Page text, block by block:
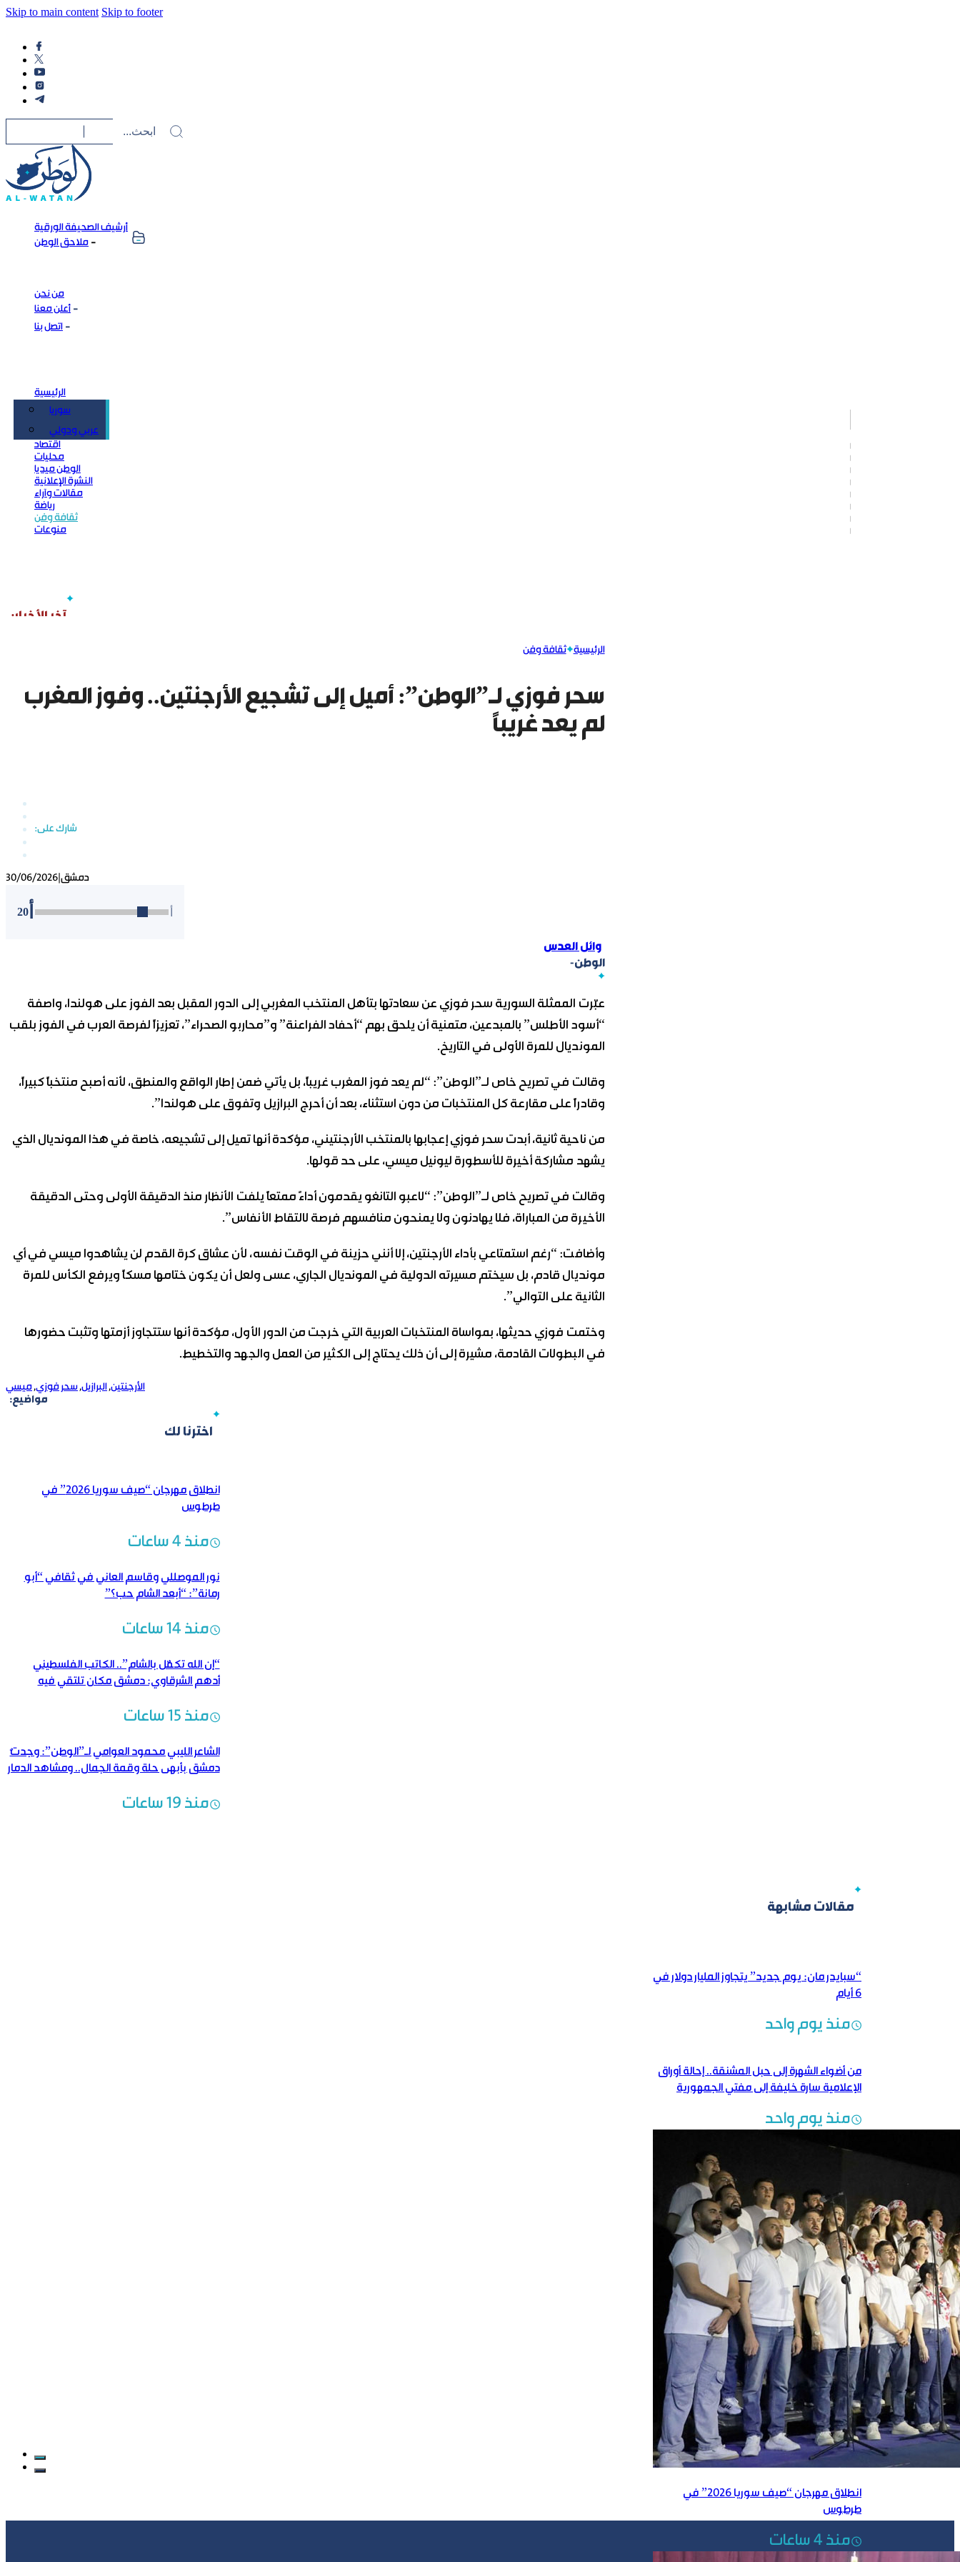
Skip to main content Skip to footer
أرشيف الصحيفة الورقية
ملاحق الوطن
من نحن
أعلن معنا
اتصل بنا
الرئيسية
سوريا
عربي ودولي
اقتصاد
محليات
الوطن ميديا
النشرة الإعلانية
مقالات وآراء
رياضة
ثقافة وفن
منوعات
الرئيسية ثقافة وفن
سحر فوزي لـ”الوطن”: أميل إلى تشجيع الأرجنتين.. وفوز المغرب
لم يعد غريباً
30/06/2026 دمشق
20
وائل العدس
الوطن-
عبّرت الممثلة السورية سحر فوزي عن سعادتها بتأهل المنتخب المغربي إلى الدور المقبل بعد الفوز على هولندا، واصفة
“أسود الأطلس” بالمبدعين، متمنية أن يلحق بهم “أحفاد الفراعنة” و”محاربو الصحراء”، تعزيزاً لفرصة العرب في الفوز بلقب
المونديال للمرة الأولى في التاريخ.
وقالت في تصريح خاص لـ”الوطن”: “لم يعد فوز المغرب غريباً، بل يأتي ضمن إطار الواقع والمنطق، لأنه أصبح منتخباً كبيراً،
وقادراً على مقارعة كل المنتخبات من دون استثناء، بعد أن أحرج البرازيل وتفوق على هولندا”.
من ناحية ثانية، أبدت سحر فوزي إعجابها بالمنتخب الأرجنتيني، مؤكدة أنها تميل إلى تشجيعه، خاصة في هذا المونديال الذي
يشهد مشاركة أخيرة للأسطورة ليونيل ميسي، على حد قولها.
وقالت في تصريح خاص لـ”الوطن”: “لاعبو التانغو يقدمون أداءً ممتعاً يلفت الأنظار منذ الدقيقة الأولى وحتى الدقيقة
الأخيرة من المباراة، فلا يهادنون ولا يمنحون منافسهم فرصة لالتقاط الأنفاس”.
وأضافت: “رغم استمتاعي بأداء الأرجنتين، إلا أنني حزينة في الوقت نفسه، لأن عشاق كرة القدم لن يشاهدوا ميسي في أي
مونديال قادم، بل سيختم مسيرته الدولية في المونديال الجاري، عسى ولعل أن يكون ختامها مسكاً ويرفع الكأس للمرة
الثانية على التوالي”.
وختمت فوزي حديثها، بمواساة المنتخبات العربية التي خرجت من الدور الأول، مؤكدة أنها ستتجاوز أزمتها وتثبت حضورها
في البطولات القادمة، مشيرة إلى أن ذلك يحتاج إلى الكثير من العمل والجهد والتخطيط.
الأرجنتين,البرازيل,سحر فوزي,ميسي
مواضيع:
اخترنا لك
انطلاق مهرجان “صيف سوريا 2026” في
طرطوس
منذ 4 ساعات
نور الموصللي وقاسم العاني في ثقافي “أبو
رمانة”: “أبعد الشام حب؟”
منذ 14 ساعات
“إن الله تكفّل بالشام”.. الكاتب الفلسطيني
أدهم الشرقاوي: دمشق مكان تلتقي فيه
منذ 15 ساعات
الشاعر الليبي محمود العوامي لـ”الوطن”: وجدتُ
دمشق بأبهى حلة وقمة الجمال.. ومشاهد الدمار
منذ 19 ساعات
مقالات مشابهة
“سبايدر مان: يوم جديد” يتجاوز المليار دولار في
6 أيام
منذ يوم واحد
من أضواء الشهرة إلى حبل المشنقة.. إحالة أوراق
الإعلامية سارة خليفة إلى مفتي الجمهورية
منذ يوم واحد
انطلاق مهرجان “صيف سوريا 2026” في
طرطوس
منذ 4 ساعات